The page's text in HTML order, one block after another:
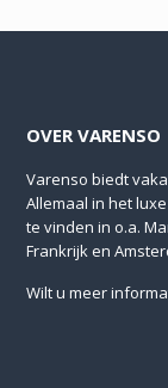
OVER VARENSO
Varenso biedt
Allemaal in het
te vinden in o.a.
Frankrijk en
Wilt u meer